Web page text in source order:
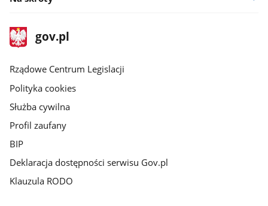
stopka
gov.plStrona
gov.pl
Rządowe Centrum Legislacji
Polityka cookies
Służba cywilna
Profil zaufany
BIP
Deklaracja dostępności serwisu Gov.pl
Klauzula RODO